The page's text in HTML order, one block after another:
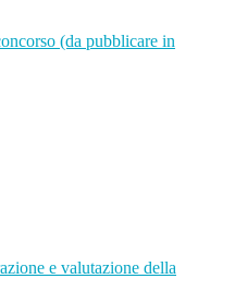
(da pubblicare in
e valutazione della